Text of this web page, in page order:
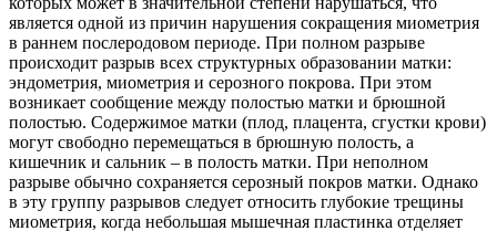
является одной из причин нарушения сокращения миометрия
в раннем послеродовом периоде. При полном разрыве
происходит разрыв всех структурных образовании матки:
эндометрия, миометрия и серозного покрова. При этом
возникает сообщение между полостью матки и брюшной
полостью. Содержимое матки (плод, плацента, сгустки крови)
могут свободно перемещаться в брюшную полость, а
кишечник и сальник – в полость матки. При неполном
разрыве обычно сохраняется серозный покров матки. Однако
в эту группу разрывов следует относить глубокие трещины
миометрия, когда небольшая мышечная пластинка отделяет